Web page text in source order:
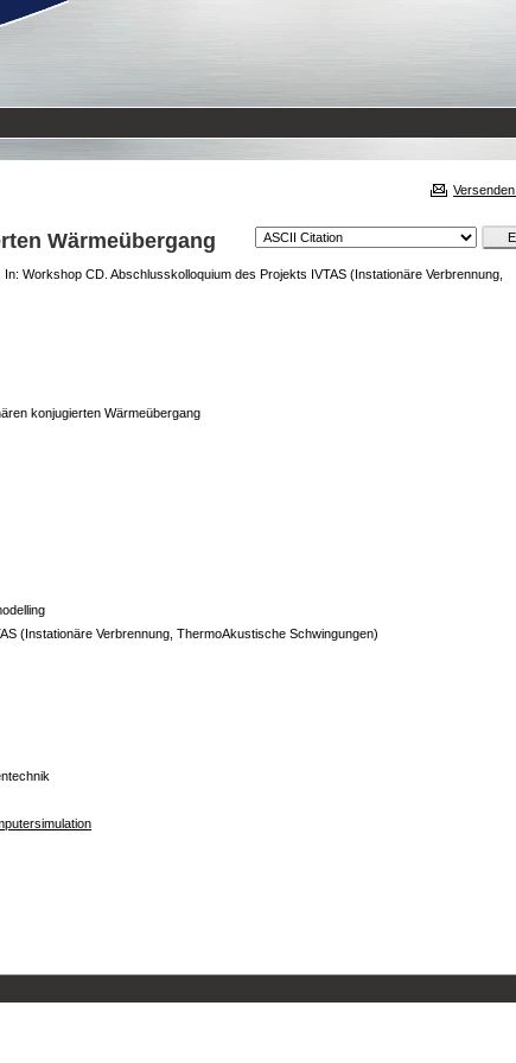
Versenden
Wärmeübergang
In: Workshop CD. Abschlusskolloquium des Projekts IVTAS (Instationäre Verbrennung,
konjugierten Wärmeübergang
(Instationäre Verbrennung, ThermoAkustische Schwingungen)